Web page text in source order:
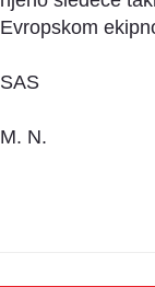
Evropskom
SAS
M. N.